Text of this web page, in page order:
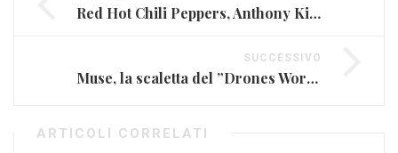
Red Hot Chili Peppers, Anthony Kiedis ricoverato in ospedale
SUCCESSIVO
Muse, la scaletta del ”Drones World Tour”
ARTICOLI CORRELATI